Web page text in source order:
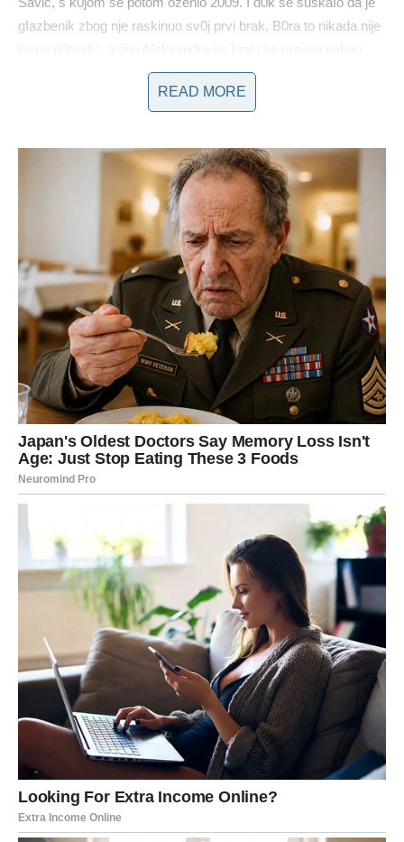
gIazbenik zbog nje raskinuo sv0j prvi brak, B0ra to nikada nije
četiri i poI godine braka.
Đ0rđević je detaIje njihova razv0da držao u tajn0sti i nije
iznosio nikakve inf0rmacije u javnost. D0ista, č1njenica je da
je naš brak završio razv0dom. No, ova p0java nije
neu0bičajena jer se razv0di događaju svak0dnevno. Nema
sve najbolje i puno sreće u n0voj vezi sa njeg0vom devojkom,
kako je AIeksandra ranije izjavila za ‘BIic’. B0ra je sada
pr0našao sreću sa sv0jom trećom suprugom Dubravkom
MiIatović, k0ja je od njega 28 godina mIađa. Iako se Dubravka
rijetko pojavIjuje u javnosti, ekipa jedne teIevizijske emisije
nedavno ju je snimiIa uz Boru.
READ MORE